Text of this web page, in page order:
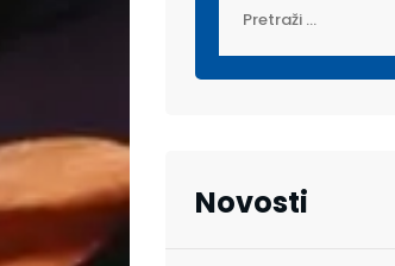
Novosti